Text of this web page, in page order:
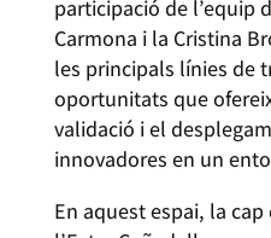
participació de l’equip
Carmona i la Cristina
les principals línies de
oportunitats que
validació i el
innovadores en un
En aquest espai, la cap